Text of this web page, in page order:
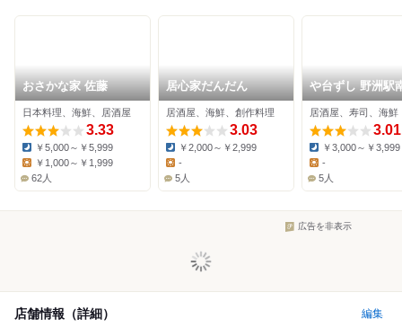
おさかな家 佐藤
日本料理、海鮮、居酒屋
3.33
Dinner:
￥5,000～￥5,999
Lunch:
￥1,000～￥1,999
62人
居心家だんだん
居酒屋、海鮮、創作料理
3.03
Dinner:
￥2,000～￥2,999
Lunch:
-
5人
や台ずし 野洲駅
町
居酒屋、寿司、海鮮
3.01
Dinner:
￥3,000～￥3,999
Lunch:
-
5人
広告を非表示
店舗情報（詳細） 編集